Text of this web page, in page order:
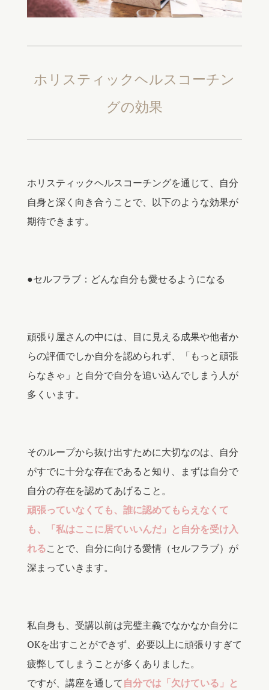
ホリスティックヘルスコーチン
グの効果
ホリスティックヘルスコーチングを通じて、自分
自身と深く向き合うことで、以下のような効果が
期待できます。
●セルフラブ：どんな自分も愛せるようになる
頑張り屋さんの中には、目に見える成果や他者か
らの評価でしか自分を認められず、「もっと頑張
らなきゃ」と自分で自分を追い込んでしまう人が
多くいます。
そのループから抜け出すために大切なのは、自分
がすでに十分な存在であると知り、まずは自分で
自分の存在を認めてあげること。
頑張っていなくても、誰に認めてもらえなくて
も、「私はここに居ていいんだ」と自分を受け入
れることで、自分に向ける愛情（セルフラブ）が
深まっていきます。
私自身も、受講以前は完璧主義でなかなか自分に
OKを出すことができず、必要以上に頑張りすぎて
疲弊してしまうことが多くありました。
ですが、講座を通して自分では「欠けている」と